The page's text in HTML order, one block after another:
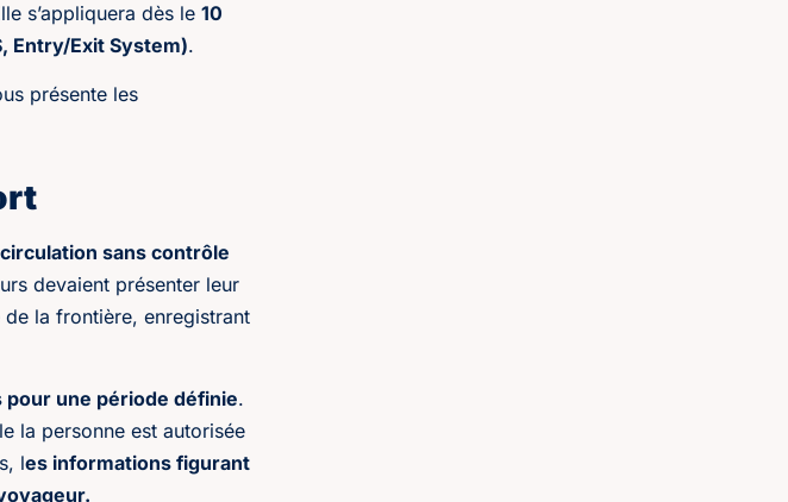
s’appliquera dès le 10
Entry/Exit System).
présente les
sans contrôle
devaient présenter leur
la frontière, enregistrant
pour une période définie.
la personne est autorisée
les informations figurant